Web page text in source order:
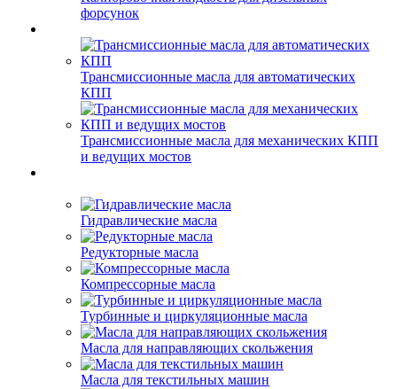
форсунок
Трансмиссионные масла для автоматических
КПП
Трансмиссионные масла для механических КПП
и ведущих мостов
Гидравлические масла
Редукторные масла
Компрессорные масла
Турбинные и циркуляционные масла
Масла для направляющих скольжения
Масла для текстильных машин